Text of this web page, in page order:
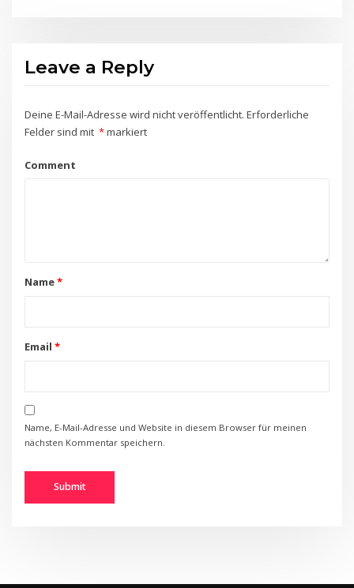
Leave a Reply
Deine E-Mail-Adresse wird nicht veröffentlicht. Erforderliche
Felder sind mit *markiert
Comment
Name*
Email *
Name, E-Mail-Adresse und Website in diesem Browser für meinen
nächsten Kommentar speichern.